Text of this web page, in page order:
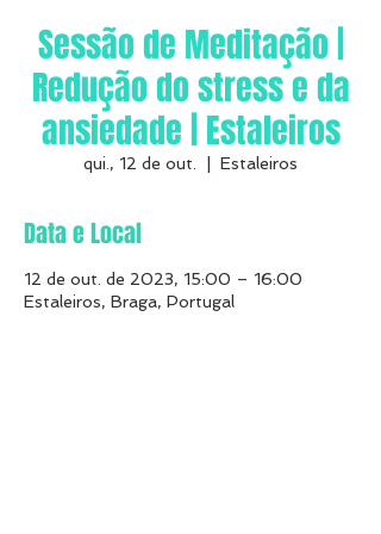
Sessão de Meditação |
Redução do stress e da
ansiedade | Estaleiros
qui., 12 de out. Estaleiros
Data e Local
12 de out. de 2023, 15:00 – 16:00
Estaleiros, Braga, Portugal